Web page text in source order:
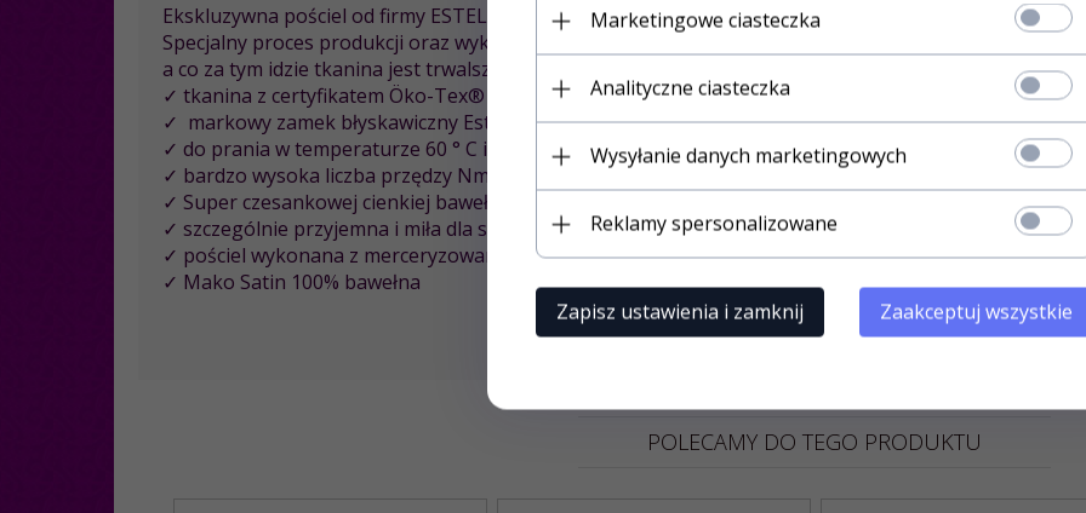
Ekskluzywna pościel od firmy ESTELLA wykonana w 100% z prawdziwej bawełny Mako( najlepszej
Specjalny proces produkcji oraz wykańczania zwiększa połysk i wytrzymałość tkaniny, co cechuje
a co za tym idzie tkanina jest trwalsza i bardziej wytrzymała od zwykłej bawełny.
✓ tkanina z certyfikatem Öko-Tex® Standard 100
✓ markowy zamek błyskawiczny Estella
✓ do prania w temperaturze 60 ° C i suszenia w suszarach
✓ bardzo wysoka liczba przędzy Nm 100/1
✓ Super czesankowej cienkiej bawełny Mako
✓ szczególnie przyjemna i miła dla skóry tkanina
✓ pościel wykonana z merceryzowanej satyny, wyższy połysk
✓ Mako Satin 100% bawełna
POLECAMY DO TEGO PRODUKTU
Marketingowe ciasteczka
Analityczne ciasteczka
Wysyłanie danych marketingowych
Reklamy spersonalizowane
Zapisz ustawienia i zamknij Zaakceptuj wszystkie